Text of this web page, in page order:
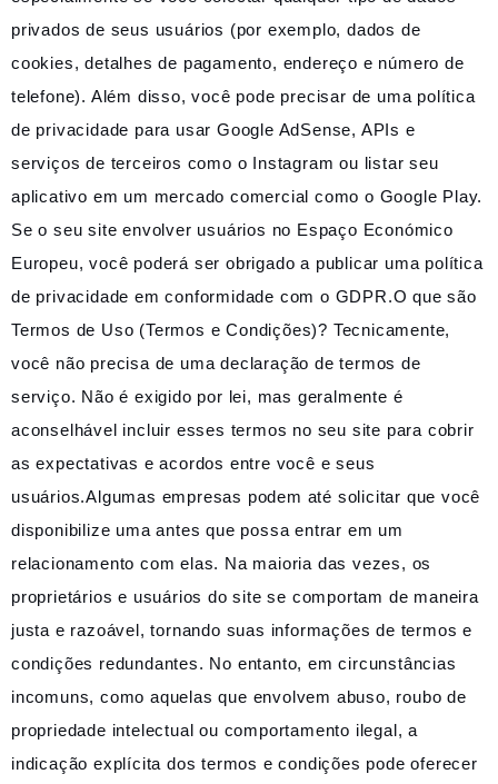
privados de seus usuários (por exemplo, dados de
cookies, detalhes de pagamento, endereço e número de
telefone). Além disso, você pode precisar de uma política
de privacidade para usar Google AdSense, APIs e
serviços de terceiros como o Instagram ou listar seu
aplicativo em um mercado comercial como o Google Play.
Se o seu site envolver usuários no Espaço Económico
Europeu, você poderá ser obrigado a publicar uma política
de privacidade em conformidade com o GDPR.O que são
Termos de Uso (Termos e Condições)? Tecnicamente,
você não precisa de uma declaração de termos de
serviço. Não é exigido por lei, mas geralmente é
aconselhável incluir esses termos no seu site para cobrir
as expectativas e acordos entre você e seus
usuários.Algumas empresas podem até solicitar que você
disponibilize uma antes que possa entrar em um
relacionamento com elas. Na maioria das vezes, os
proprietários e usuários do site se comportam de maneira
justa e razoável, tornando suas informações de termos e
condições redundantes. No entanto, em circunstâncias
incomuns, como aquelas que envolvem abuso, roubo de
propriedade intelectual ou comportamento ilegal, a
indicação explícita dos termos e condições pode oferecer